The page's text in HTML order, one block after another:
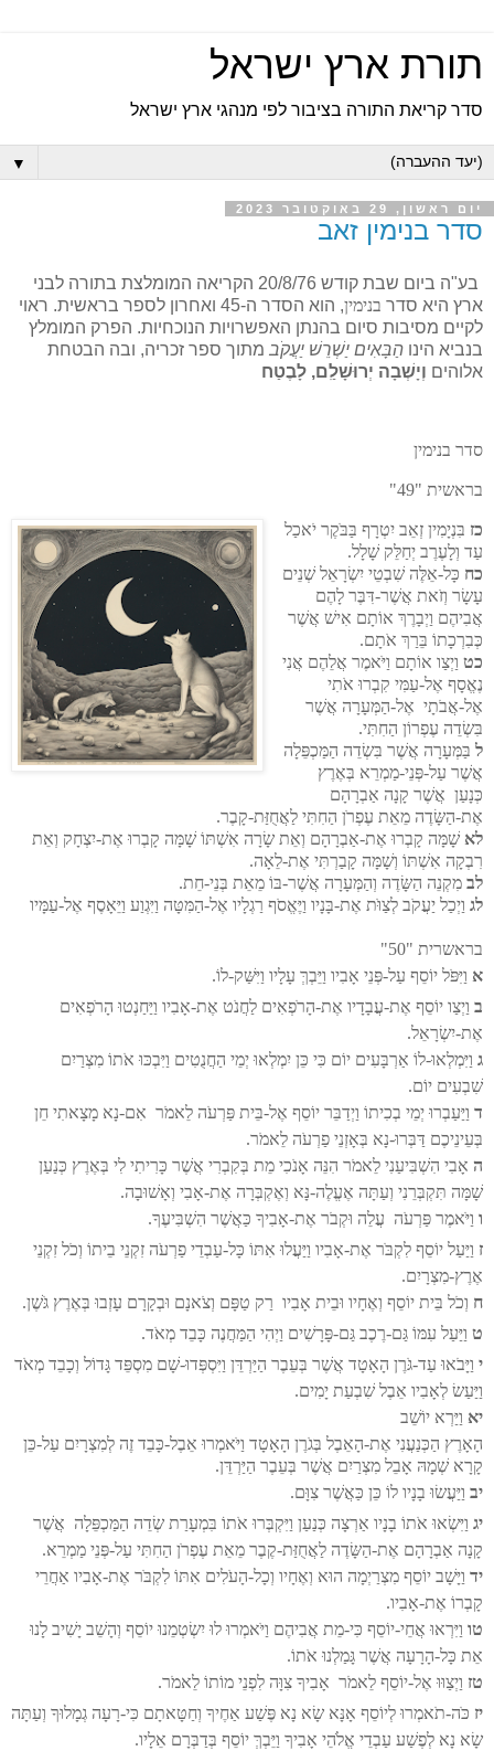
תורת ארץ ישראל
סדר קריאת התורה בציבור לפי מנהגי ארץ ישראל
▼
יום ראשון, 29 באוקטובר 2023
סדר בנימין זאב
בע"ה ביום שבת קודש 20/8/76 הקריאה המומלצת בתורה לבני
ארץ היא סדר בנימין
, הוא הסדר ה-45 ואחרון לספר בראשית. ראוי
לקיים מסיבות סיום בהנתן האפשרויות הנוכחיות. הפרק המומלץ
בנביא הינו הַבָּאִים יַשְׁרֵשׁ יַעֲקֹב מתוך ספר זכריה, ובה הבטחת
אלוהים וְיָשְׁבָה יְרוּשָׁלִַם, לָבֶטַח
סדר בנימין
בראשית "49"
כז בִּנְיָמִין זְאֵב יִטְרָף בַּבֹּקֶר יֹאכַל
עַד וְלָעֶרֶב יְחַלֵּק שָׁלָל.
כח כָּל-אֵלֶּה שִׁבְטֵי יִשְׂרָאֵל שְׁנֵים
עָשָׂר וְזֹאת אֲשֶׁר-דִּבֶּר לָהֶם
אֲבִיהֶם וַיְבָרֶךְ אוֹתָם אִישׁ אֲשֶׁר
כְּבִרְכָתוֹ בֵּרַךְ אֹתָם.
כט וַיְצַו אוֹתָם וַיֹּאמֶר אֲלֵהֶם אֲנִי
נֶאֱסָף אֶל-עַמִּי קִבְרוּ אֹתִי
אֶל-אֲבֹתָי אֶל-הַמְּעָרָה אֲשֶׁר
בִּשְׂדֵה עֶפְרוֹן הַחִתִּי.
ל בַּמְּעָרָה אֲשֶׁר בִּשְׂדֵה הַמַּכְפֵּלָה
אֲשֶׁר עַל-פְּנֵי-מַמְרֵא בְּאֶרֶץ
כְּנָעַן אֲשֶׁר קָנָה אַבְרָהָם
אֶת-הַשָּׂדֶה מֵאֵת עֶפְרֹן הַחִתִּי לַאֲחֻזַּת-קָבֶר.
לא שָׁמָּה קָבְרוּ אֶת-אַבְרָהָם וְאֵת שָׂרָה אִשְׁתּוֹ שָׁמָּה קָבְרוּ אֶת-יִצְחָק וְאֵת
רִבְקָה אִשְׁתּוֹ וְשָׁמָּה קָבַרְתִּי אֶת-לֵאָה.
לב מִקְנֵה הַשָּׂדֶה וְהַמְּעָרָה אֲשֶׁר-בּוֹ מֵאֵת בְּנֵי-חֵת.
לג וַיְכַל יַעֲקֹב לְצַוֹּת אֶת-בָּנָיו וַיֶּאֱסֹף רַגְלָיו אֶל-הַמִּטָּה וַיִּגְוַע וַיֵּאָסֶף אֶל-עַמָּיו
בראשרית "50"
א וַיִּפֹּל יוֹסֵף עַל-פְּנֵי אָבִיו וַיֵּבְךְּ עָלָיו וַיִּשַּׁק-לוֹ.
ב וַיְצַו יוֹסֵף אֶת-עֲבָדָיו אֶת-הָרֹפְאִים לַחֲנֹט אֶת-אָבִיו וַיַּחַנְטוּ הָרֹפְאִים
אֶת-יִשְׂרָאֵל.
ג וַיִּמְלְאוּ-לוֹ אַרְבָּעִים יוֹם כִּי כֵּן יִמְלְאוּ יְמֵי הַחֲנֻטִים וַיִּבְכּוּ אֹתוֹ מִצְרַיִם
שִׁבְעִים יוֹם.
ד וַיַּעַבְרוּ יְמֵי בְכִיתוֹ וַיְדַבֵּר יוֹסֵף אֶל-בֵּית פַּרְעֹה לֵאמֹר אִם-נָא מָצָאתִי חֵן
בְּעֵינֵיכֶם דַּבְּרוּ-נָא בְּאָזְנֵי פַרְעֹה לֵאמֹר.
ה אָבִי הִשְׁבִּיעַנִי לֵאמֹר הִנֵּה אָנֹכִי מֵת בְּקִבְרִי אֲשֶׁר כָּרִיתִי לִי בְּאֶרֶץ כְּנַעַן
שָׁמָּה תִּקְבְּרֵנִי וְעַתָּה אֶעֱלֶה-נָּא וְאֶקְבְּרָה אֶת-אָבִי וְאָשׁוּבָה.
ו וַיֹּאמֶר פַּרְעֹה עֲלֵה וּקְבֹר אֶת-אָבִיךָ כַּאֲשֶׁר הִשְׁבִּיעֶךָ.
ז וַיַּעַל יוֹסֵף לִקְבֹּר אֶת-אָבִיו וַיַּעֲלוּ אִתּוֹ כָּל-עַבְדֵי פַרְעֹה זִקְנֵי בֵיתוֹ וְכֹל זִקְנֵי
אֶרֶץ-מִצְרָיִם.
ח וְכֹל בֵּית יוֹסֵף וְאֶחָיו וּבֵית אָבִיו רַק טַפָּם וְצֹאנָם וּבְקָרָם עָזְבוּ בְּאֶרֶץ גֹּשֶׁן.
ט וַיַּעַל עִמּוֹ גַּם-רֶכֶב גַּם-פָּרָשִׁים וַיְהִי הַמַּחֲנֶה כָּבֵד מְאֹד.
י וַיָּבֹאוּ עַד-גֹּרֶן הָאָטָד אֲשֶׁר בְּעֵבֶר הַיַּרְדֵּן וַיִּסְפְּדוּ-שָׁם מִסְפֵּד גָּדוֹל וְכָבֵד מְאֹד
וַיַּעַשׂ לְאָבִיו אֵבֶל שִׁבְעַת יָמִים.
יא וַיַּרְא יוֹשֵׁב
הָאָרֶץ הַכְּנַעֲנִי אֶת-הָאֵבֶל בְּגֹרֶן הָאָטָד וַיֹּאמְרוּ אֵבֶל-כָּבֵד זֶה לְמִצְרָיִם עַל-כֵּן
קָרָא שְׁמָהּ אָבֵל מִצְרַיִם אֲשֶׁר בְּעֵבֶר הַיַּרְדֵּן.
יב וַיַּעֲשׂוּ בָנָיו לוֹ כֵּן כַּאֲשֶׁר צִוָּם.
יג וַיִּשְׂאוּ אֹתוֹ בָנָיו אַרְצָה כְּנַעַן וַיִּקְבְּרוּ אֹתוֹ בִּמְעָרַת שְׂדֵה הַמַּכְפֵּלָה אֲשֶׁר
קָנָה אַבְרָהָם אֶת-הַשָּׂדֶה לַאֲחֻזַּת-קֶבֶר מֵאֵת עֶפְרֹן הַחִתִּי עַל-פְּנֵי מַמְרֵא.
יד וַיָּשָׁב יוֹסֵף מִצְרַיְמָה הוּא וְאֶחָיו וְכָל-הָעֹלִים אִתּוֹ לִקְבֹּר אֶת-אָבִיו אַחֲרֵי
קָבְרוֹ אֶת-אָבִיו.
טו וַיִּרְאוּ אֲחֵי-יוֹסֵף כִּי-מֵת אֲבִיהֶם וַיֹּאמְרוּ לוּ יִשְׂטְמֵנוּ יוֹסֵף וְהָשֵׁב יָשִׁיב לָנוּ
אֵת כָּל-הָרָעָה אֲשֶׁר גָּמַלְנוּ אֹתוֹ.
טז וַיְצַוּוּ אֶל-יוֹסֵף לֵאמֹר אָבִיךָ צִוָּה לִפְנֵי מוֹתוֹ לֵאמֹר.
יז כֹּה-תֹאמְרוּ לְיוֹסֵף אָנָּא שָׂא נָא פֶּשַׁע אַחֶיךָ וְחַטָּאתָם כִּי-רָעָה גְמָלוּךָ וְעַתָּה
שָׂא נָא לְפֶשַׁע עַבְדֵי אֱלֹהֵי אָבִיךָ וַיֵּבְךְּ יוֹסֵף בְּדַבְּרָם אֵלָיו.